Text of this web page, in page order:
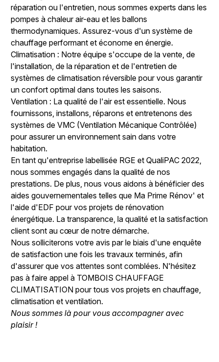
réparation ou l'entretien, nous sommes experts dans les
pompes à chaleur air-eau et les ballons
thermodynamiques. Assurez-vous d'un système de
chauffage performant et économe en énergie.
Climatisation : Notre équipe s'occupe de la vente, de
l'installation, de la réparation et de l'entretien de
systèmes de climatisation réversible pour vous garantir
un confort optimal dans toutes les saisons.
Ventilation : La qualité de l'air est essentielle. Nous
fournissons, installons, réparons et entretenons des
systèmes de VMC (Ventilation Mécanique Contrôlée)
pour assurer un environnement sain dans votre
habitation.
En tant qu'entreprise labellisée RGE et QualiPAC 2022,
nous sommes engagés dans la qualité de nos
prestations. De plus, nous vous aidons à bénéficier des
aides gouvernementales telles que Ma Prime Rénov' et
l'aide d'EDF pour vos projets de rénovation
énergétique. La transparence, la qualité et la satisfaction
client sont au cœur de notre démarche.
Nous solliciterons votre avis par le biais d'une enquête
de satisfaction une fois les travaux terminés, afin
d'assurer que vos attentes sont comblées. N'hésitez
pas à faire appel à TOMBOIS CHAUFFAGE
CLIMATISATION pour tous vos projets en chauffage,
climatisation et ventilation.
Nous sommes là pour vous accompagner avec
plaisir !